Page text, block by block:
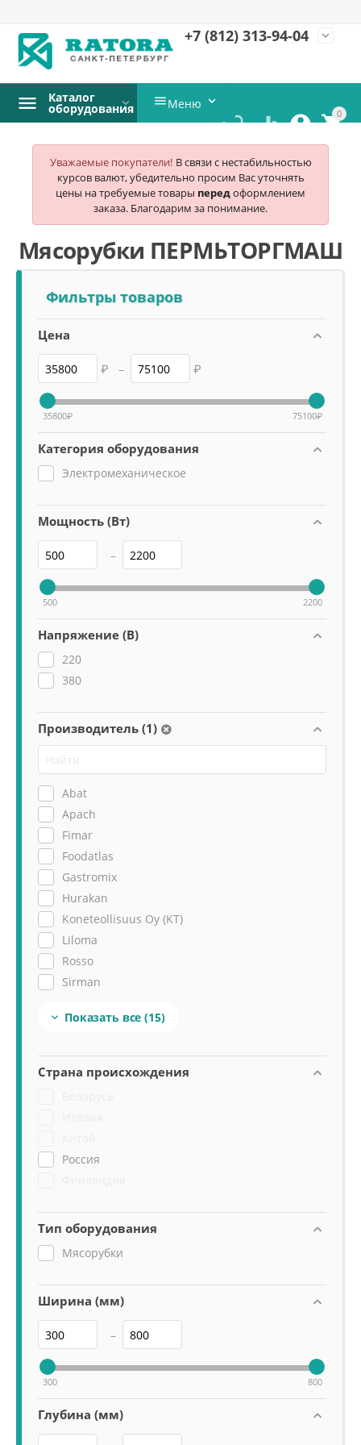
+7 (812) 313-94-04 expand_more
0


 
Каталог
оборудования Меню 
Уважаемые покупатели! В связи с нестабильностью
курсов валют, убедительно просим Вас уточнять
цены на требуемые товары передоформлением
заказа. Благодарим за понимание.
Мясорубки ПЕРМЬТОРГМАШ
Фильтры товаров
Цена
₽ – ₽
35800₽ 75100₽
Категория оборудования
Электромеханическое
Мощность (Вт)
–
500 2200
Напряжение (В)
220
380
Производитель (1)
Abat
Apach
Fimar
Foodatlas
Gastromix
Hurakan
Koneteollisuus Oy (KT)
Liloma
Rosso
Sirman
Vortmax
 Показать все (15)
Страна происхождения
Россия
Тип оборудования
Мясорубки
Ширина (мм)
–
300 800
Глубина (мм)